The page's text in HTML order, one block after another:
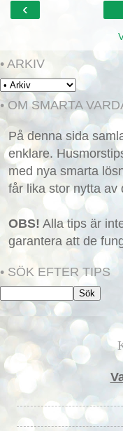
‹
• ARKIV
• OM SMARTA
På denna sida
enklare.
med nya smarta
får lika stor nytta av
OBS! Alla tips är
garantera att de
• SÖK EFTER TIPS